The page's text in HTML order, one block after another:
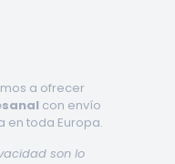
a ofrecer
con envío
en toda Europa.
son lo